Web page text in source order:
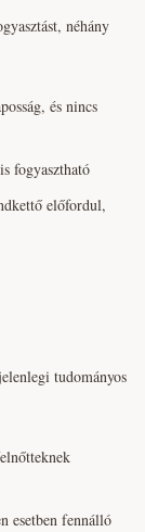
néhány
és nincs
fogyasztható
előfordul,
tudományos
esetben fennálló